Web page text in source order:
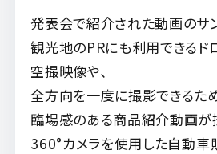
発表会で紹介された動画のサ
観光地のPRにも利用できるド
空撮映像や、
全方向を一度に撮影できるため
臨場感のある商品紹介動画が
360°カメラを使用した自動